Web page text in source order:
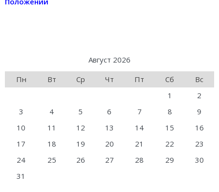
Август 2026
Пн
Вт Ср Чт Пт Сб
Вс
1
2
3
4 5 6 7 8
9
10
11 12 13 14 15
16
17
18 19 20 21 22
23
24
25 26 27 28 29
30
31